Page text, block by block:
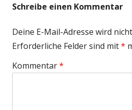
Schreibe einen Kommentar
Deine E-Mail-Adresse wird
Erforderliche Felder sind mit*
Kommentar*